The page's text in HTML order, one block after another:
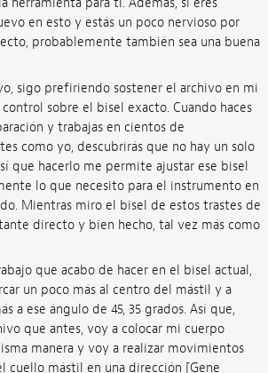
herramienta para ti. Además, si eres
en esto y estás un poco nervioso por
probablemente también sea una buena
sigo prefiriendo sostener el archivo en mi
sobre el bisel exacto. Cuando haces
y trabajas en cientos de
como yo, descubrirás que no hay un solo
que hacerlo me permite ajustar ese bisel
lo que necesito para el instrumento en
Mientras miro el bisel de estos trastes de
directo y bien hecho, tal vez más como
que acabo de hacer en el bisel actual,
un poco más al centro del mástil y a
a ese ángulo de 45, 35 grados. Así que,
que antes, voy a colocar mi cuerpo
manera y voy a realizar movimientos
cuello mástil en una dirección [Gene